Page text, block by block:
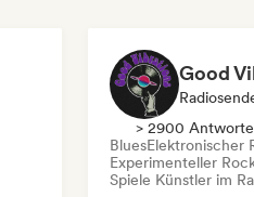
Good
> 2900
BluesElektronischer
Experimenteller
Spiele Künstler im